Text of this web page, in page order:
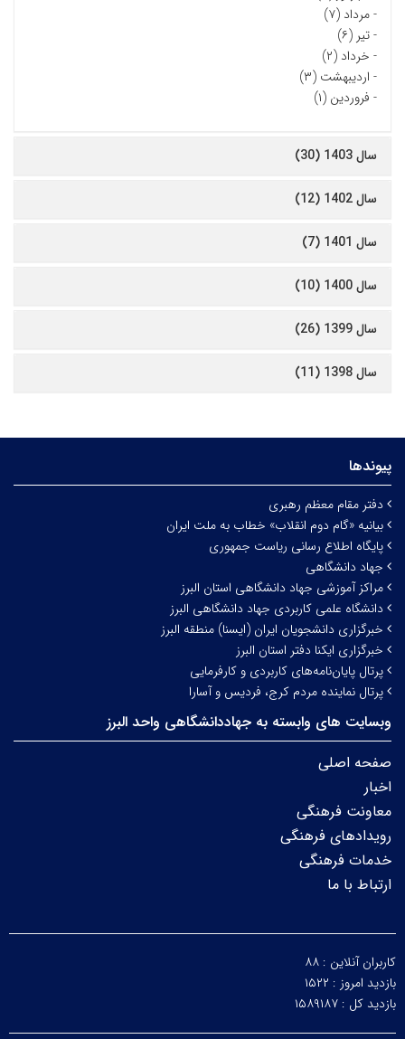
-مرداد (۷)
-تیر (۶)
- خرداد (۲)
- اردیبهشت (۳)
- فروردین (۱)
سال 1403 (30)
سال 1402 (12)
سال 1401 (7)
سال 1400 (10)
سال 1399 (26)
سال 1398 (11)
پیوندها
دفتر مقام معظم رهبری
بیانیه «گام دوم انقلاب» خطاب به ملت ایران
پایگاه اطلاع رسانی ریاست جمهوری
جهاد دانشگاهی
مراکز آموزشی جهاد دانشگاهی استان البرز
دانشگاه علمی کاربردی جهاد دانشگاهی البرز
خبرگزاری دانشجویان ایران (ایسنا) منطقه البرز
خبرگزاری ایکنا دفتر استان البرز
پرتال پایان‌نامه‌های کاربردی و کارفرمایی
پرتال نماینده مردم کرج، فردیس و آسارا
وبسایت های وابسته به جهاددانشگاهی واحد البرز
صفحه اصلی
اخبار
معاونت فرهنگی
رویدادهای فرهنگی
خدمات فرهنگی
ارتباط با ما
کاربران آنلاین : ۸۸
بازدید امروز : ۱۵۲۲
بازدید کل : ۱۵۸۹۱۸۷